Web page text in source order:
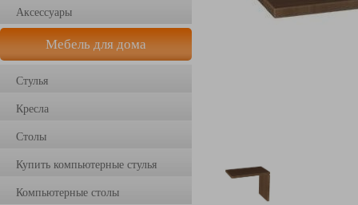
Аксессуары
Мебель для дома
Стулья
Кресла
Столы
Купить компьютерные стулья
Компьютерные столы